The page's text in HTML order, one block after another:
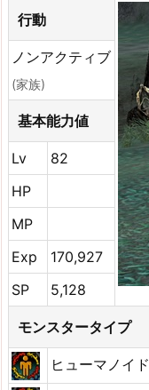
行動
ノンアクティブ
(家族)
基本能力値
Lv
82
HP
MP
Exp
170,927
SP
5,128
モンスタータイプ
ヒューマノイド